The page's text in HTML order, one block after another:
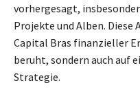
vorhergesagt,
Projekte und Alben. Diese
Capital Bras finanzieller
beruht, sondern auch auf
Strategie.